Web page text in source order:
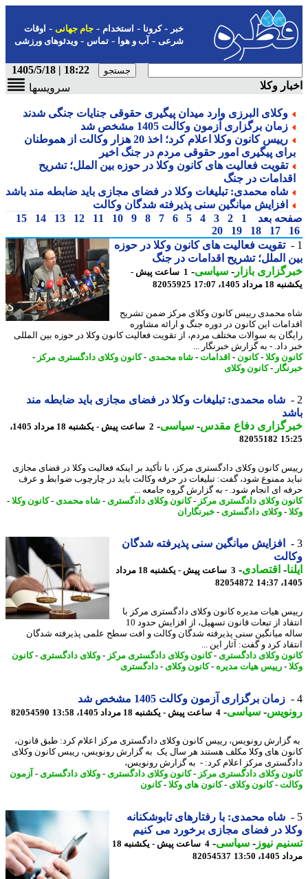
-کرونا-استخدام- جام جهانی-اوقات
شرعی-آب و هوا-تماس-ویدئوهای ورزشی
18:22 | 1405/5/18
وکلا
سرویسها
وکلای البرزی وارد میدان پیگیری حقوقی جنایات جنگی شدند
زمان برگزاری آزمون وکالت 1405 مشخص شد
رییس کانون وکلا اعلام کرد؛ اخذ 20 هزار وکالت از هموطنان
پیگیری امور حقوقی مردم در جنگ اخیر
تقویت فعالیت های کانون وکلا در حوزه بین الملل؛ تشریح
در جنگ
شاه محمدی: تبلیغات وکلا در فضای مجازی باید ضابطه مند باشد
افزایش میانگین سنی پذیرفته شدگان وکالت
بعد
1
2
3
4
5
6
7
8
9
10
11
12
13
14
15
17
18
19
20
تقویت فعالیت های کانون وکلا در حوزه
الملل؛ تشریح اقدامات در جنگ
بازار- سیاسی-
1 ساعت پیش -
1405، 17:07
82055925
محمدی رییس کانون وکلای مرکز ضمن تشریح
این کانون در دوره جنگ و ارائه مشاوره
به سوالات مختلف مردم، از تقویت فعالیت کانون وکلا در حوزه بین المللی
داد. - به گزارش خبرنگار ...
وکلا -کانون-اقدامات -شاه محمدی-کانون وکلای دادگستری مرکز-
-کانون وکلای
شاه محمدی: تبلیغات وکلا در فضای مجازی باید ضابطه مند
دفاع مقدس-سیاسی-
2 ساعت پیش - یکشنبه 18 مرداد 1405،
82055182
کانون وکلای دادگستری مرکز، با تأکید بر اینکه فعالیت وکلا در فضای مجازی
ممنوع شود، گفت: تبلیغات در حرفه وکالت باید در چارچوب ضوابط و عرف
ای انجام شود. - به گزارش گروه جامعه ...
وکلای دادگستری مرکز- کانون وکلای دادگستری- شاه محمدی-کانون وکلا -
-وکلای دادگستری- خبرنگاران
افزایش میانگین سنی پذیرفته شدگان
-اقتصادی-
3 ساعت پیش - یکشنبه 18 مرداد
82054872
هیات مدیره کانون وکلای دادگستری مرکز با
انتقاد از تبعات قانون تسهیل، از افزایش حدود 10
میانگین سنی پذیرفته شدگان وکالت و افت سطح علمی پذیرفته شدگان
کرد و گفت: آثار این ...
وکلای دادگستری- کانون وکلای دادگستری مرکز- وکلای دادگستری- کانون
-رییس هیات مدیره-کانون وکلای-دادگستری
زمان برگزاری آزمون وکالت 1405 مشخص شد
-سیاسی-4 ساعت پیش - یکشنبه 18 مرداد 1405، 13:58 82054590
رونویس، رییس کانون وکلای دادگستری مرکز اعلام کرد: طبق قانون،
های وکلا مکلف هستند هر سال یک به گزارش رونویس، رییس کانون وکلای
مرکز اعلام کرد: - به گزارش رونویس،
وکلای دادگستری مرکز- کانون وکلای دادگستری- وکلای دادگستری- آزمون
-کانون وکلای-کانون های وکلا-کانون
شاه محمدی: با رفتارهای تابوشکنانه
در فضای مجازی برخورد می کنیم
نیوز-سیاسی-
4 ساعت پیش - یکشنبه 18
13:50
82054537